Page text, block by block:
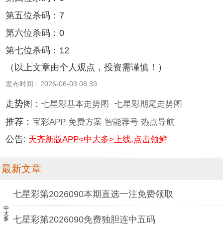
第五位杀码：7
第六位杀码：0
第七位杀码：12
（以上文章由个人观点，投资需谨慎！）
发布时间：2026-06-03 08:39
走势图： 七星彩基本走势图 七星彩期尾走势图
推荐： 宝彩APP 免费方案 智能荐号 热点导航
公告: 天齐新版APP<中大多>上线,点击领鲜
最新文章
中大多
七星彩第2026090本期直选一注免费领取
七星彩第2026090免费独胆连中五码